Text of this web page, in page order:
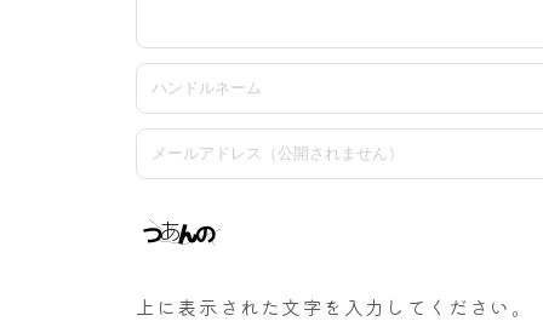
上に表示された文字を入力してください。